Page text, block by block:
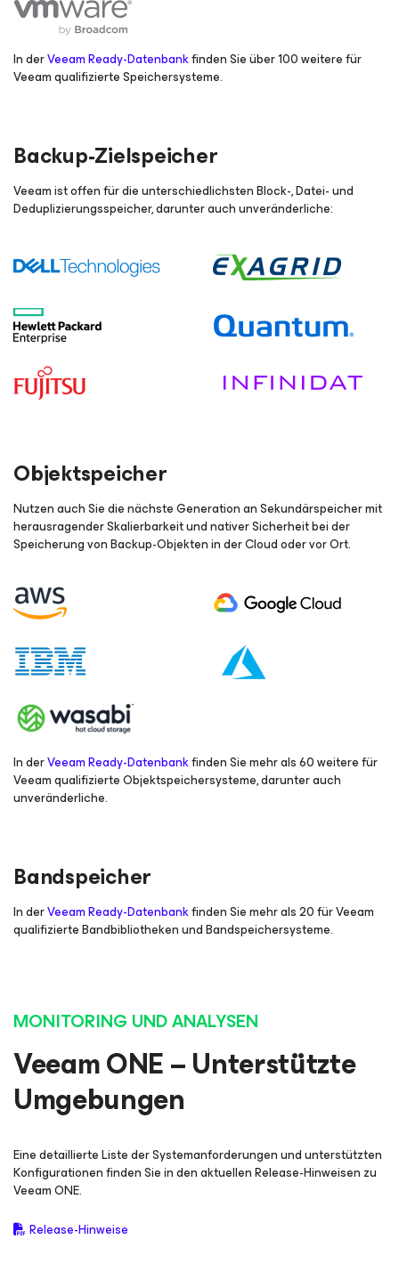
In derVeeam Ready-Datenbankfinden Sie über 100 weitere für
Veeam qualifizierte Speichersysteme.
Backup-Zielspeicher
Veeam ist offen für die unterschiedlichsten Block-, Datei- und
Deduplizierungsspeicher, darunter auch unveränderliche:
Objektspeicher
Nutzen auch Sie die nächste Generation an Sekundärspeicher mit
herausragender Skalierbarkeit und nativer Sicherheit bei der
Speicherung von Backup-Objekten in der Cloud oder vor Ort.
In derVeeam Ready-Datenbankfinden Sie mehr als 60 weitere für
Veeam qualifizierte Objektspeichersysteme, darunter auch
unveränderliche.
Bandspeicher
In derVeeam Ready-Datenbankfinden Sie mehr als 20 für Veeam
qualifizierte Bandbibliotheken und Bandspeichersysteme.
MONITORING UND ANALYSEN
Veeam ONE – Unterstützte
Umgebungen
Eine detaillierte Liste der Systemanforderungen und unterstützten
Konfigurationen finden Sie in den aktuellen Release-Hinweisen zu
Veeam ONE.
Release-Hinweise